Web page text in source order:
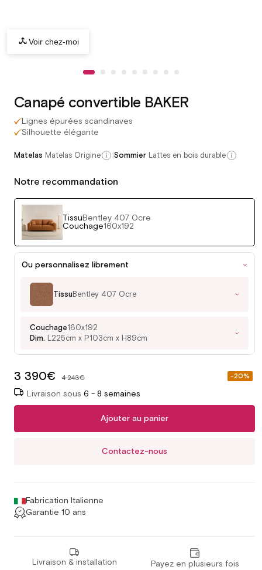
Voir chez-moi
Canapé convertible BAKER
Lignes épurées scandinaves
Silhouette élégante
Matelas Matelas Origine |Sommier Lattes en bois durable
Notre recommandation
TissuBentley 407 Ocre
Couchage160x192
Ou personnalisez librement
Tissu Bentley 407 Ocre
Couchage160x192
Dim. L225cm x P103cm x H89cm
Prix
soldé
3 390€ 4 243€ -20%
Livraison sous 6 - 8 semaines
Ajouter au panier
Contactez-nous
Fabrication Italienne
Garantie 10 ans
Livraison & installation Payez en plusieurs fois